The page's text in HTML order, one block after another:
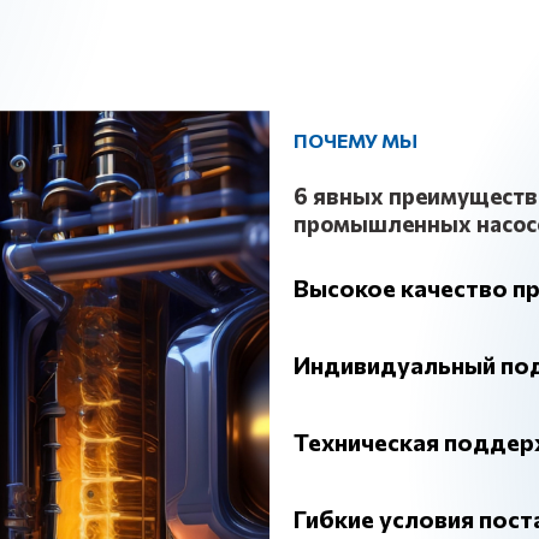
ПОЧЕМУ МЫ
6 явных преимуществ
промышленных
Высокое качество
мировых
надежностью,
Индивидуальный
решения, подобранные
насосного оборудования.
Техническая
техническому
Гибкие условия